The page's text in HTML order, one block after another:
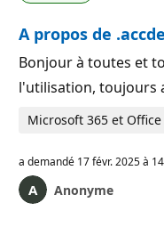
A propos de
Bonjour à toutes et
l'utilisation, toujours
Microsoft 365 et
a demandé 17 févr. 2025 à
Anonyme